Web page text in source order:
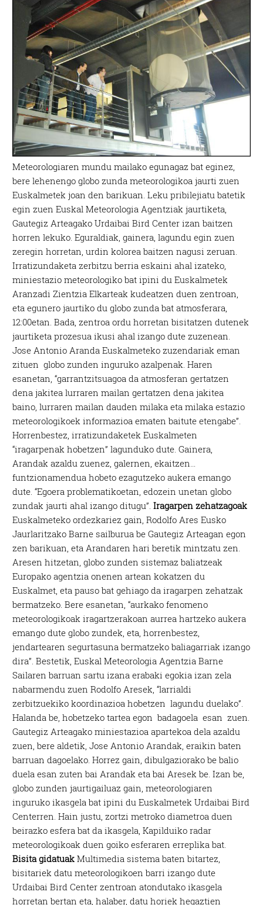
Meteorologiaren mundu mailako egunagaz bat eginez,
bere lehenengo globo zunda meteorologikoa jaurti zuen
Euskalmetek joan den barikuan. Leku pribilejiatu batetik
egin zuen Euskal Meteorologia Agentziak jaurtiketa,
Gautegiz Arteagako Urdaibai Bird Center izan baitzen
horren lekuko. Eguraldiak, gainera, lagundu egin zuen
zeregin horretan, urdin kolorea baitzen nagusi zeruan.
Irratizundaketa zerbitzu berria eskaini ahal izateko,
miniestazio meteorologiko bat ipini du Euskalmetek
Aranzadi Zientzia Elkarteak kudeatzen duen zentroan,
eta egunero jaurtiko du globo zunda bat atmosferara,
12:00etan. Bada, zentroa ordu horretan bisitatzen dutenek
jaurtiketa prozesua ikusi ahal izango dute zuzenean.
Jose Antonio Aranda Euskalmeteko zuzendariak eman
zituen globo zunden inguruko azalpenak. Haren
esanetan, “garrantzitsuagoa da atmosferan gertatzen
dena jakitea lurraren mailan gertatzen dena jakitea
baino, lurraren mailan dauden milaka eta milaka estazio
meteorologikoek informazioa ematen baitute etengabe”.
Horrenbestez, irratizundaketek Euskalmeten
“iragarpenak hobetzen” lagunduko dute. Gainera,
Arandak azaldu zuenez, galernen, ekaitzen…
funtzionamendua hobeto ezagutzeko aukera emango
dute. “Egoera problematikoetan, edozein unetan globo
zundak jaurti ahal izango ditugu”.Iragarpen zehatzagoak
Euskalmeteko ordezkariez gain, Rodolfo Ares Eusko
Jaurlaritzako Barne sailburua be Gautegiz Arteagan egon
zen barikuan, eta Arandaren hari beretik mintzatu zen.
Aresen hitzetan, globo zunden sistemaz baliatzeak
Europako agentzia onenen artean kokatzen du
Euskalmet, eta pauso bat gehiago da iragarpen zehatzak
bermatzeko. Bere esanetan, “aurkako fenomeno
meteorologikoak iragartzerakoan aurrea hartzeko aukera
emango dute globo zundek, eta, horrenbestez,
jendartearen segurtasuna bermatzeko baliagarriak izango
dira”. Bestetik, Euskal Meteorologia Agentzia Barne
Sailaren barruan sartu izana erabaki egokia izan zela
nabarmendu zuen Rodolfo Aresek, “larrialdi
zerbitzuekiko koordinazioa hobetzen lagundu duelako”.
Halanda be, hobetzeko tartea egon badagoela esan zuen.
Gautegiz Arteagako miniestazioa apartekoa dela azaldu
zuen, bere aldetik, Jose Antonio Arandak, eraikin baten
barruan dagoelako. Horrez gain, dibulgaziorako be balio
duela esan zuten bai Arandak eta bai Aresek be. Izan be,
globo zunden jaurtigailuaz gain, meteorologiaren
inguruko ikasgela bat ipini du Euskalmetek Urdaibai Bird
Centerren. Hain justu, zortzi metroko diametroa duen
beirazko esfera bat da ikasgela, Kapilduiko radar
meteorologikoak duen goiko esferaren erreplika bat.
Bisita gidatuak Multimedia sistema baten bitartez,
bisitariek datu meteorologikoen barri izango dute
Urdaibai Bird Center zentroan atondutako ikasgela
horretan bertan eta, halaber, datu horiek hegaztien